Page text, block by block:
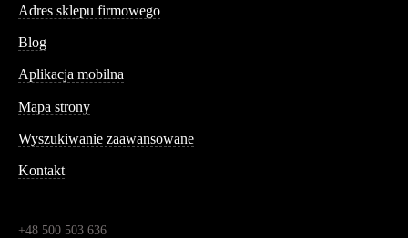
Adres sklepu firmowego
Blog
Aplikacja mobilna
Mapa strony
Wyszukiwanie zaawansowane
Kontakt
+48 500 503 636